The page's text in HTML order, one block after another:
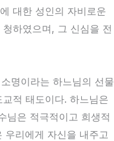
대한 성인의 자비로운
하였으며, 그 신심을 전
명이라는 하느님의 선물
적 태도이다. 하느님은
님은 적극적이고 희생적
우리에게 자신을 내주고